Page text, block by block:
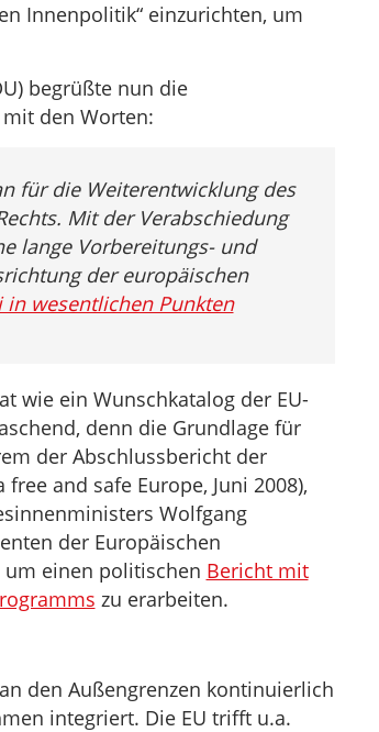
Innenpolitik“ einzurichten, um
begrüßte nun die
den Worten:
für die Weiterentwicklung des
Mit der Verabschiedung
lange Vorbereitungs- und
der europäischen
wesentlichen Punkten
wie ein Wunschkatalog der EU-
denn die Grundlage für
der Abschlussbericht der
and safe Europe, Juni 2008),
Wolfgang
der Europäischen
um einen politischen Bericht mit
zu erarbeiten.
den Außengrenzen kontinuierlich
integriert. Die EU trifft u.a.